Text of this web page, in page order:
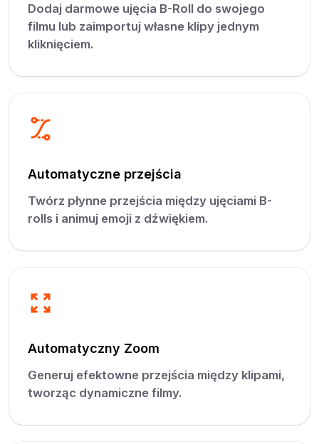
Dodaj darmowe ujęcia B-Roll do swojego
filmu lub zaimportuj własne klipy jednym
kliknięciem.
Automatyczne przejścia
Twórz płynne przejścia między ujęciami B-
rolls i animuj emoji z dźwiękiem.
Automatyczny Zoom
Generuj efektowne przejścia między klipami,
tworząc dynamiczne filmy.